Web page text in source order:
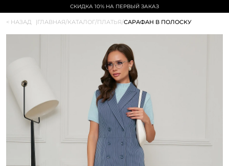
СКИДКА 10% НА ПЕРВЫЙ ЗАКАЗ
< НАЗАД |ГЛАВНАЯ/КАТАЛОГ/ПЛАТЬЯ/САРАФАН В ПОЛОСКУ